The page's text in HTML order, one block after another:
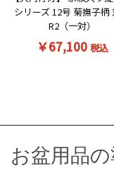
シリーズ 12号 菊撫子柄
R2（一対）
￥67,100 税込
お盆用品